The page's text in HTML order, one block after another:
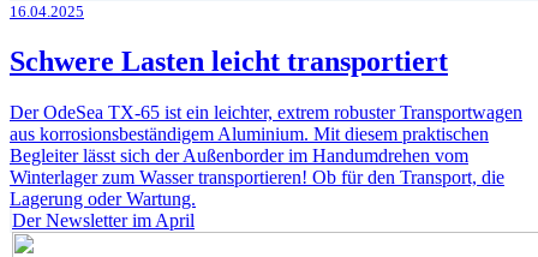
16.04.2025
Schwere Lasten leicht transportiert
Der OdeSea TX-65 ist ein leichter, extrem robuster Transportwagen
aus korrosionsbeständigem Aluminium. Mit diesem praktischen
Begleiter lässt sich der Außenborder im Handumdrehen vom
Winterlager zum Wasser transportieren! Ob für den Transport, die
Lagerung oder Wartung.
Der Newsletter im April